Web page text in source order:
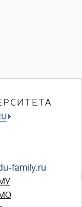
family.ru